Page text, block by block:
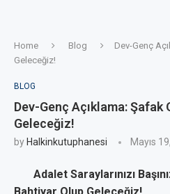
Home Blog
Dev-Genç
Geleceğiz!
BLOG
Dev-Genç Açıklama:
Geleceğiz!
by Halkinkutuphanesi Mayıs
Adalet Saraylarınızı